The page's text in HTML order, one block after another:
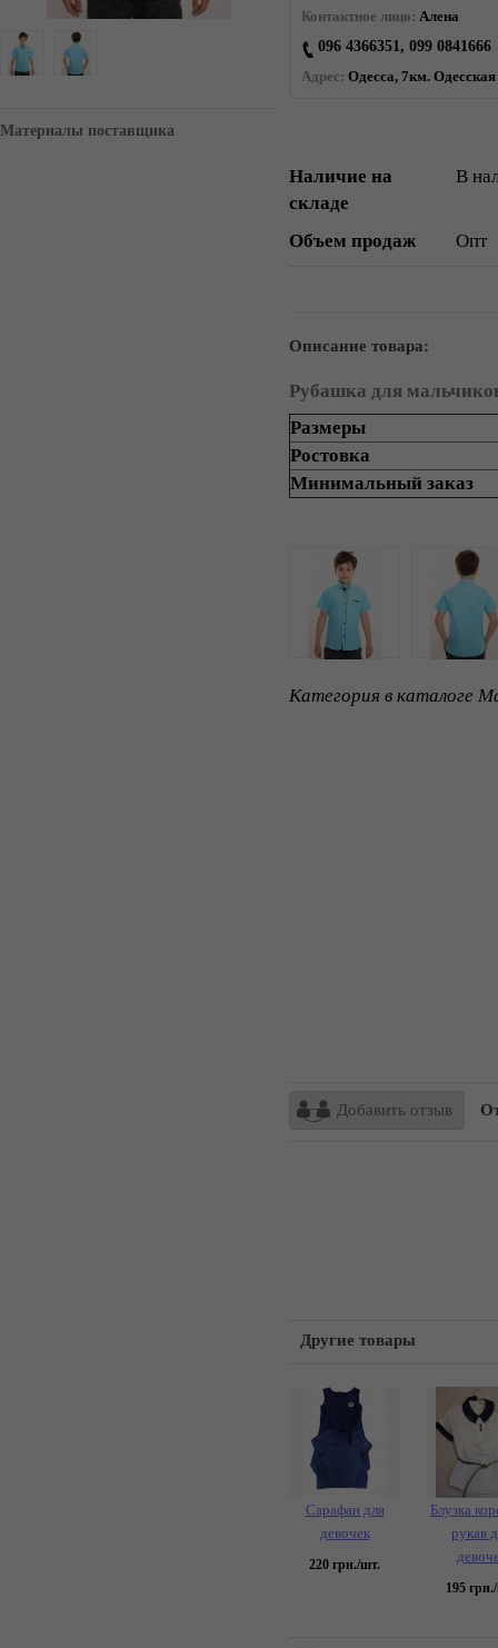
Материалы поставщика
Контактное лицо: Алена
096 4366351, 099 0841666
Адрес: Одесса, 7км.
Наличие на
складе
В
Объем продаж Опт
Описание товара:
Рубашка для
Размеры
Ростовка
Минимальный заказ
Категория в каталоге
Добавить отзыв
Другие товары
Сарафан для
девочек
220 грн./шт.
Блузка
рукав
195